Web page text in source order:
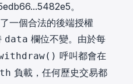
。
一個合法的後端授權
data 欄位不變。由於每
呼叫都會在
負載，任何歷史交易都